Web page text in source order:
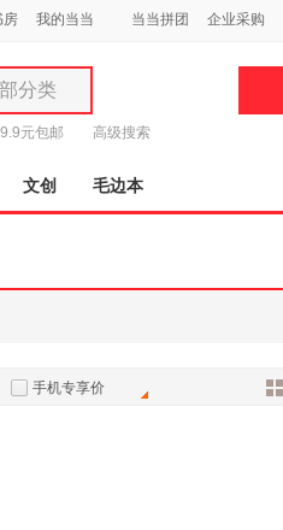
房 我的当当 当当拼团 企业采购
分类
分类
书
服饰
9.9元包邮 高级搜索
文创 毛边本
手机专享价